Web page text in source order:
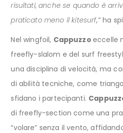
risultati, anche se quando è
praticato meno il kitesurf,” ha
Nel wingfoil, Cappuzzoeccelle
freefly-slalom e del surf
una disciplina di velocità, ma
di abilità tecniche, come
sfidano i partecipanti.
di freefly-section come una
“volare” senza il vento,